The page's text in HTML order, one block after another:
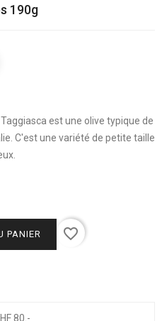
190g
est une olive typique de
C'est une variété de petite taille
PANIER favorite_border
80.-